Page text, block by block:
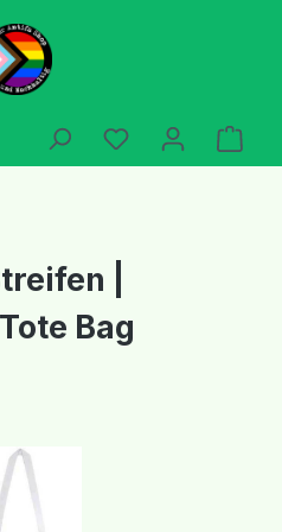
Du hast 0
|
Bag